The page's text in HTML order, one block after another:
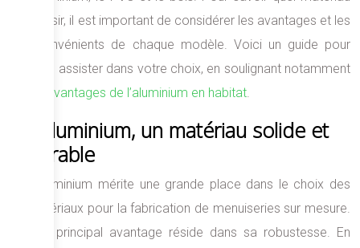
choisir, il est important de considérer les avantages et les
inconvénients de chaque modèle. Voici un guide pour
vous assister dans votre choix, en soulignant notamment
avantages de l’aluminium en habitat.
L’aluminium, un matériau solide et
durable
L’aluminium mérite une grande place dans le choix des
matériaux pour la fabrication de menuiseries sur mesure.
Son principal avantage réside dans sa robustesse. En